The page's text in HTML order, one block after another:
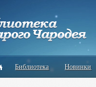
Библиотека Новинки